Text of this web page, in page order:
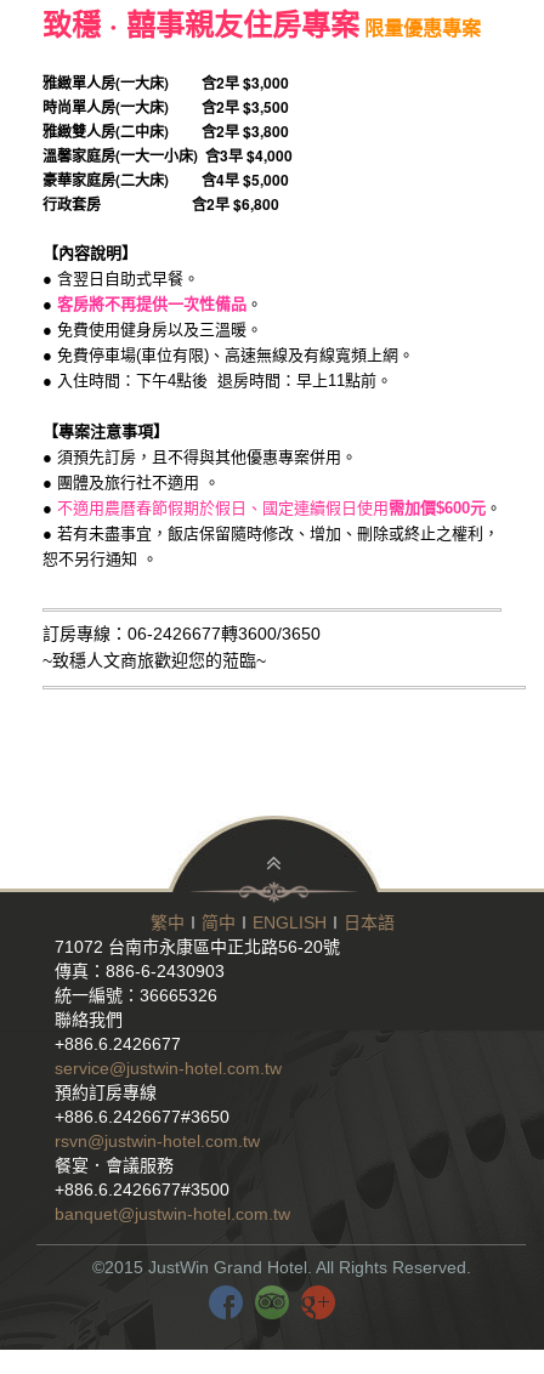
致穩 · 囍事親友住房專案 限量優惠專案
雅緻單人房(一大床) 含2早$3,000
時尚單人房(一大床) 含2早$3,500
雅緻雙人房(二中床) 含2早$3,800
溫馨家庭房(一大一小床) 含3早$4,000
豪華家庭房(二大床) 含4早$5,000
行政套房 含2早$6,800
【內容說明】
● 含翌日自助式早餐。
● 客房將不再提供一次性備品 。
● 免費使用健身房以及三溫暖。
● 免費停車場(車位有限)、高速無線及有線寬頻上網。
● 入住時間：下午4點後 退房時間：早上11點前。
【專案注意事項】
● 須預先訂房，且不得與其他優惠專案併用。
● 團體及旅行社不適用 。
● 不適用農曆春節假期於假日、國定連續假日使用需加價$600元 。
● 若有未盡事宜，飯店保留隨時修改、增加、刪除或終止之權利，
恕不另行通知 。
訂房專線：06-2426677轉3600/3650
~致穩人文商旅歡迎您的蒞臨~
繁中 ∣ 简中 ∣ ENGLISH ∣ 日本語
71072 台南市永康區中正北路56-20號
傳真：886-6-2430903
統一編號：36665326
聯絡我們
+886.6.2426677
service@justwin-hotel.com.tw
預約訂房專線
+886.6.2426677#3650
rsvn@justwin-hotel.com.tw
餐宴．會議服務
+886.6.2426677#3500
banquet@justwin-hotel.com.tw
©2015 JustWin Grand Hotel. All Rights Reserved.